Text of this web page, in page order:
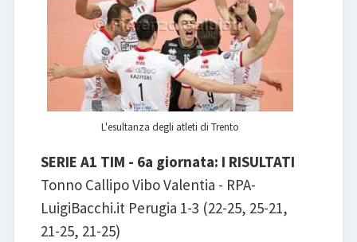
L'esultanza degli atleti di Trento
SERIE A1 TIM - 6a giornata: I RISULTATI
Tonno Callipo Vibo Valentia - RPA-
LuigiBacchi.it Perugia 1-3 (22-25, 25-21,
21-25, 21-25)